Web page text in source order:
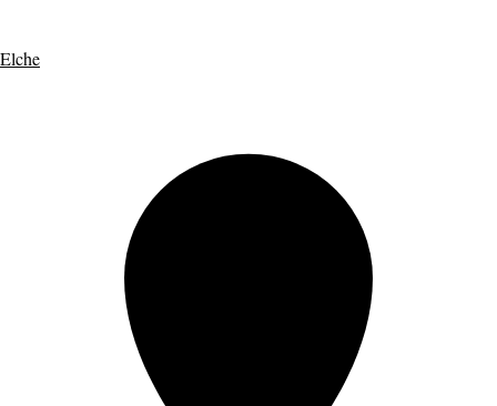
Elche